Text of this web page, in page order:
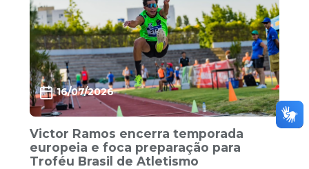
16/07/2026
Victor Ramos encerra temporada
europeia e foca preparação para
Troféu Brasil de Atletismo